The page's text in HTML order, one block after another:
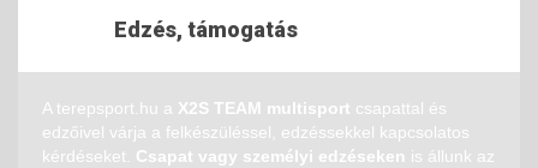
Edzés, támogatás
A terepsport.hu a X2S TEAM multisport csapattal és
edzőivel várja a felkészüléssel, edzéssekkel kapcsolatos
kérdéseket. Csapat vagy személyi edzéseken is állunk az